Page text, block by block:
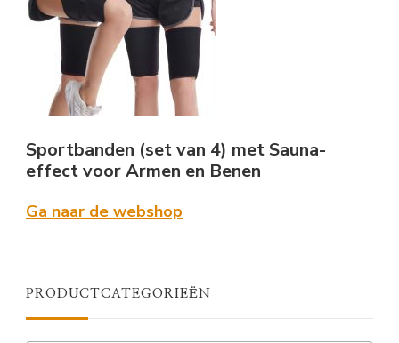
Sportbanden (set van 4) met Sauna-
effect voor Armen en Benen
Ga naar de webshop
PRODUCTCATEGORIEËN